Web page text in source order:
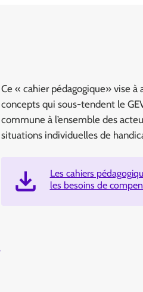
Ce « cahier pédagogique» vise à
concepts qui sous-tendent le
commune à l’ensemble des
situations individuelles de
Les cahiers
les besoins de